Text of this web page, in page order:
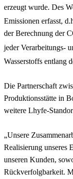
erzeugt wurde. Des
Emissionen erfasst,
der Berechnung der
jeder Verarbeitungs-
Wasserstoffs entlang
Die Partnerschaft
Produktionsstätte in
weitere Lhyfe-
„Unsere
Realisierung unseres
unseren Kunden,
Rückverfolgbarkeit.